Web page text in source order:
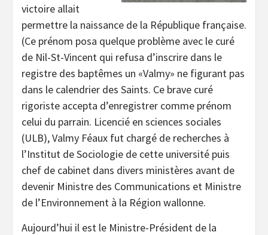
victoire allait
permettre la naissance de la République française.
(Ce prénom posa quelque problème avec le curé
de Nil-St-Vincent qui refusa d’inscrire dans le
registre des baptêmes un «Valmy» ne figurant pas
dans le calendrier des Saints. Ce brave curé
rigoriste accepta d’enregistrer comme prénom
celui du parrain. Licencié en sciences sociales
(ULB), Valmy Féaux fut chargé de recherches à
l’Institut de Sociologie de cette université puis
chef de cabinet dans divers ministères avant de
devenir Ministre des Communications et Ministre
de l’Environnement à la Région wallonne.
Aujourd’hui il est le Ministre-Président de la